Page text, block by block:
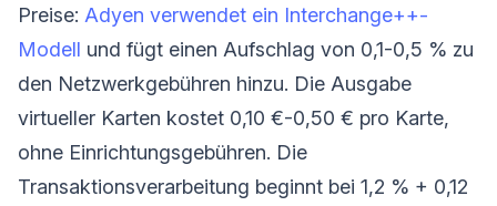
Preise: Adyen verwendet ein Interchange++-
Modell und fügt einen Aufschlag von 0,1-0,5 % zu
den Netzwerkgebühren hinzu. Die Ausgabe
virtueller Karten kostet 0,10 €-0,50 € pro Karte,
ohne Einrichtungsgebühren. Die
Transaktionsverarbeitung beginnt bei 1,2 % + 0,12